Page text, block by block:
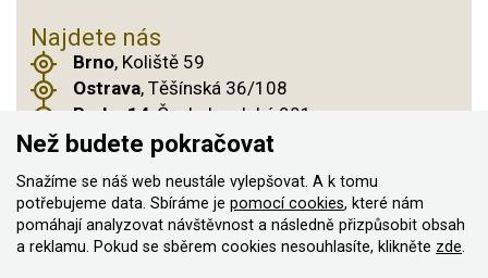
Najdete nás
Brno, Koliště 59
Ostrava, Těšínská 36/108
Praha 14, Českobrodská 901
© 2011–2026 ASN Hakr Brno. Všechna práva
vyhrazena
Vytvořilo
Než budete pokračovat
Snažíme se náš web neustále vylepšovat. A k tomu
potřebujeme data. Sbíráme je pomocí cookies, které nám
pomáhají analyzovat návštěvnost a následně přizpůsobit obsah
a reklamu. Pokud se sběrem cookies nesouhlasíte, klikněte zde.